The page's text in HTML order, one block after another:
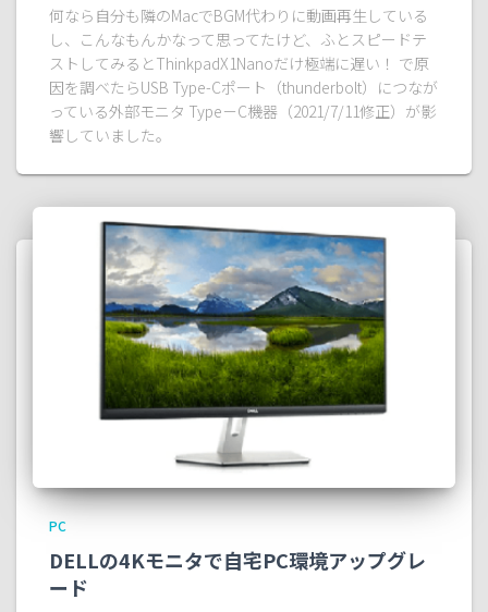
何なら自分も隣のMacでBGM代わりに動画再生している
し、こんなもんかなって思ってたけど、ふとスピードテ
ストしてみるとThinkpadX1Nanoだけ極端に遅い！ で原
因を調べたらUSB Type-Cポート（thunderbolt）につなが
っている外部モニタ Type－C機器（2021/7/11修正）が影
響していました。
PC
DELLの4Kモニタで自宅PC環境アップグレ
ード